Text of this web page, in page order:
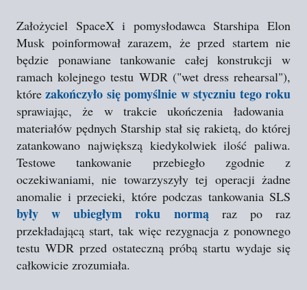
Założyciel SpaceX i pomysłodawca Starshipa Elon
Musk poinformował zarazem, że przed startem nie
będzie ponawiane tankowanie całej konstrukcji w
ramach kolejnego testu WDR ("wet dress rehearsal"),
którezakończyło się pomyślnie w styczniu tego roku
sprawiając, że w trakcie ukończenia ładowania
materiałów pędnych Starship stał się rakietą, do której
zatankowano największą kiedykolwiek ilość paliwa.
Testowe tankowanie przebiegło zgodnie z
oczekiwaniami, nie towarzyszyły tej operacji żadne
anomalie i przecieki, które podczas tankowania SLS
były w ubiegłym roku normąraz po raz
przekładającą start, tak więc rezygnacja z ponownego
testu WDR przed ostateczną próbą startu wydaje się
całkowicie zrozumiała.